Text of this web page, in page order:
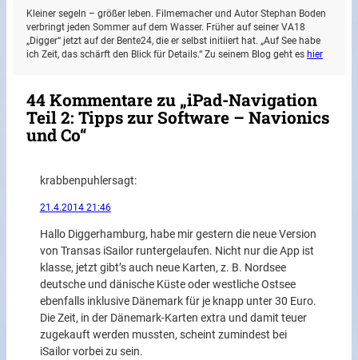
Kleiner segeln – größer leben. Filmemacher und Autor Stephan Boden
verbringt jeden Sommer auf dem Wasser. Früher auf seiner VA18
„Digger“ jetzt auf der Bente24, die er selbst initiiert hat. „Auf See habe
ich Zeit, das schärft den Blick für Details.“ Zu seinem Blog geht es hier
44 Kommentare zu „iPad-Navigation
Teil 2: Tipps zur Software – Navionics
und Co“
krabbenpuhlersagt:
21.4.2014 21:46
Hallo Diggerhamburg, habe mir gestern die neue Version
von Transas iSailor runtergelaufen. Nicht nur die App ist
klasse, jetzt gibt’s auch neue Karten, z. B. Nordsee
deutsche und dänische Küste oder westliche Ostsee
ebenfalls inklusive Dänemark für je knapp unter 30 Euro.
Die Zeit, in der Dänemark-Karten extra und damit teuer
zugekauft werden mussten, scheint zumindest bei
iSailor vorbei zu sein.